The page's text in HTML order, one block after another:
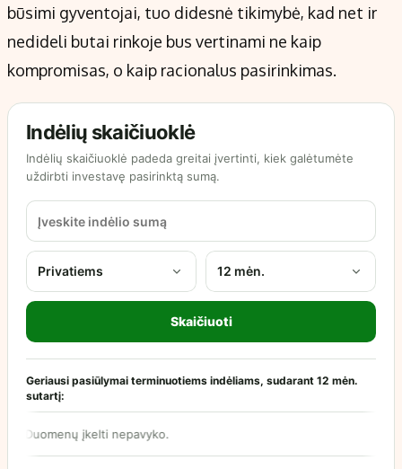
būsimi gyventojai, tuo didesnė tikimybė, kad net ir
nedideli butai rinkoje bus vertinami ne kaip
kompromisas, o kaip racionalus pasirinkimas.